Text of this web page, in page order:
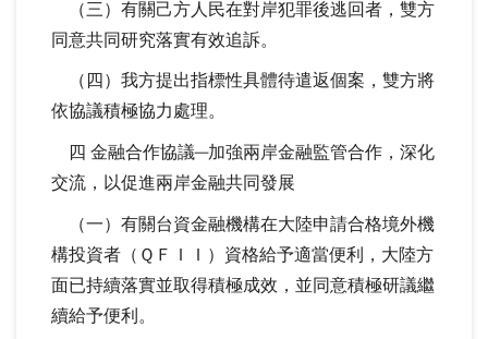
（三）有關己方人民在對岸犯罪後逃回者，雙方
同意共同研究落實有效追訴。
（四）我方提出指標性具體待遣返個案，雙方將
依協議積極協力處理。
四 金融合作協議─加強兩岸金融監管合作，深化
交流，以促進兩岸金融共同發展
（一）有關台資金融機構在大陸申請合格境外機
構投資者（ＱＦＩＩ）資格給予適當便利，大陸方
面已持續落實並取得積極成效，並同意積極研議繼
續給予便利。